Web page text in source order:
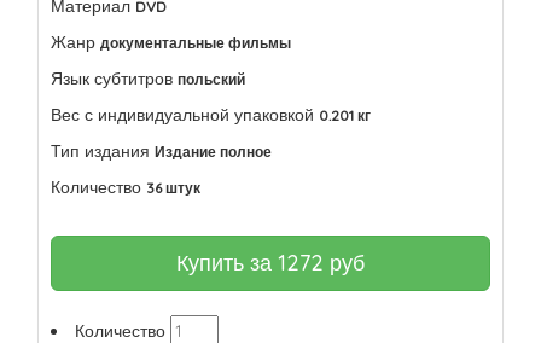
Материал DVD
Жанр документальные фильмы
Язык субтитров польский
Вес с индивидуальной упаковкой 0.201 кг
Тип издания Издание полное
Количество 36 штук
Купить за 1272 руб
Количество